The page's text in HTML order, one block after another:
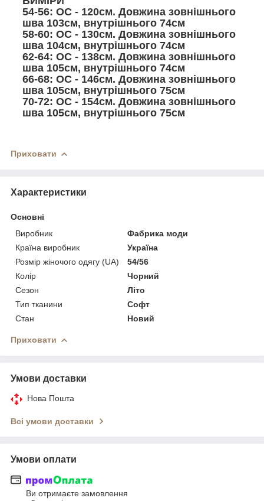
54-56: ОС - 120см. Довжина зовнішнього
шва 103см, внутрішнього 74см
58-60: ОС - 130см. Довжина зовнішнього
шва 104см, внутрішнього 74см
62-64: ОС - 138см. Довжина зовнішнього
шва 105см, внутрішнього 74см
66-68: ОС - 146см. Довжина зовнішнього
шва 105см, внутрішнього 75см
70-72: ОС - 154см. Довжина зовнішнього
шва 105см, внутрішнього 75см
Приховати
Характеристики
Основні
Виробник
Фабрика моди
Країна виробник
Україна
Розмір жіночого одягу (UA)
54/56
Колір
Чорний
Сезон
Літо
Тип тканини
Софт
Стан
Новий
Приховати
Умови доставки
Нова Пошта
Всі умови доставки
Умови оплати
Ви отримаєте замовлення